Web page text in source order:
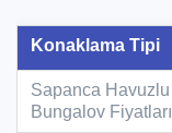
Konaklama Tipi
Sapanca Havuzlu
Bungalov Fiyatları